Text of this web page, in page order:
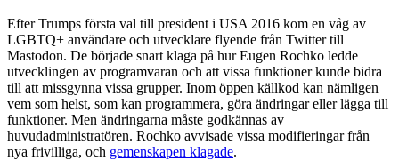
Efter Trumps första val till president i USA 2016 kom en våg av
LGBTQ+ användare och utvecklare flyende från Twitter till
Mastodon. De började snart klaga på hur Eugen Rochko ledde
utvecklingen av programvaran och att vissa funktioner kunde bidra
till att missgynna vissa grupper. Inom öppen källkod kan nämligen
vem som helst, som kan programmera, göra ändringar eller lägga till
funktioner. Men ändringarna måste godkännas av
huvudadministratören. Rochko avvisade vissa modifieringar från
nya frivilliga, och gemenskapen klagade.